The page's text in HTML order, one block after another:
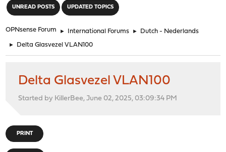
UNREAD POSTS UPDATED TOPICS
OPNsense Forum ► International Forums ► Dutch - Nederlands
► Delta Glasvezel VLAN100
Delta Glasvezel VLAN100
Started by KillerBee, June 02, 2025, 03:09:34 PM
PRINT